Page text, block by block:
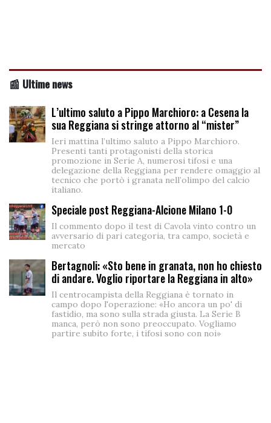
📰 Ultime news
L’ultimo saluto a Pippo Marchioro: a Cesena la
sua Reggiana si stringe attorno al “mister”
Ieri mattina l’ultimo saluto a Pippo Marchioro.
Presenti tanti protagonisti della storica
promozione in Serie A, numerosi tifosi e una
delegazione della Reggiana per rendere omaggio al
tecnico che portò i granata nell’olimpo del calcio
italiano.
Speciale post Reggiana-Alcione Milano 1-0
Il commento dopo il test di Cavola vinto contro un
avversario di pari categoria, tra campo, società e
mercato
Bertagnoli: «Sto bene in granata, non ho chiesto
di andare. Voglio riportare la Reggiana in alto»
Il centrocampista della Reggiana è tornato in
campo dopo l'operazione: «Ho ancora un po' di
fastidio, ma sono sulla strada giusta. La Serie B
manca, però non sono preoccupato. Vogliamo
partire subito forte, i tifosi sono con noi»